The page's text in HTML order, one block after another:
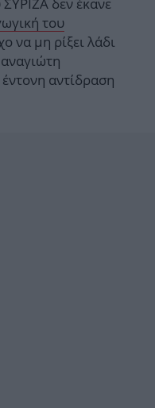
δεν έκανε
του
να μη ρίξει λάδι
αντίδραση